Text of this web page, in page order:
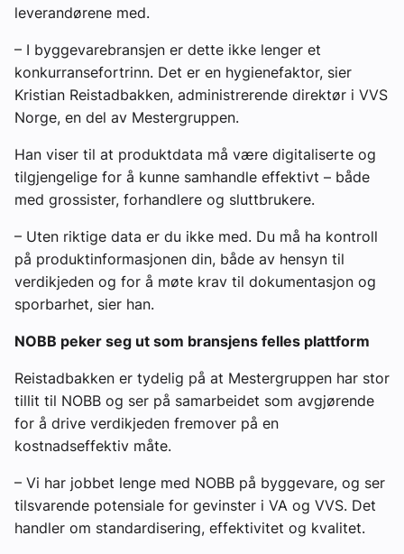
leverandørene med.
– I byggevarebransjen er dette ikke lenger et
konkurransefortrinn. Det er en hygienefaktor, sier
Kristian Reistadbakken, administrerende direktør i VVS
Norge, en del av Mestergruppen.
Han viser til at produktdata må være digitaliserte og
tilgjengelige for å kunne samhandle effektivt – både
med grossister, forhandlere og sluttbrukere.
– Uten riktige data er du ikke med. Du må ha kontroll
på produktinformasjonen din, både av hensyn til
verdikjeden og for å møte krav til dokumentasjon og
sporbarhet, sier han.
NOBB peker seg ut som bransjens felles plattform
Reistadbakken er tydelig på at Mestergruppen har stor
tillit til NOBB og ser på samarbeidet som avgjørende
for å drive verdikjeden fremover på en
kostnadseffektiv måte.
– Vi har jobbet lenge med NOBB på byggevare, og ser
tilsvarende potensiale for gevinster i VA og VVS. Det
handler om standardisering, effektivitet og kvalitet.